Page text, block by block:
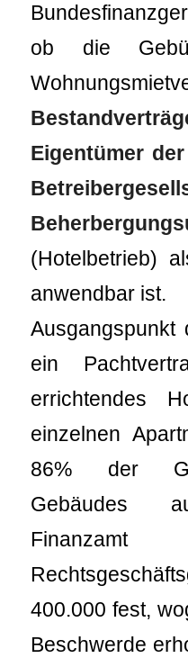
ob die
Eigentümer
(Hotelbetrieb)
anwendbar ist.
Ausgangspunkt
ein
errichtendes
einzelnen
86% der
Gebäudes
400.000 fest,
Beschwerde